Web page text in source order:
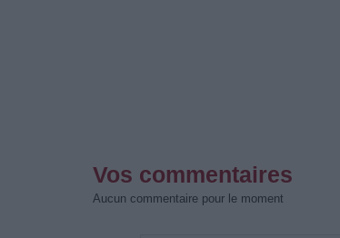
Vos commentaires
Aucun commentaire pour le moment